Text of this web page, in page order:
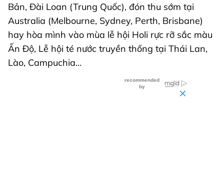
Bản, Đài Loan (Trung Quốc), đón thu sớm tại
Australia (Melbourne, Sydney, Perth, Brisbane)
hay hòa mình vào mùa lễ hội Holi rực rỡ sắc màu
Ấn Độ, Lễ hội té nước truyền thống tại Thái Lan,
Lào, Campuchia…